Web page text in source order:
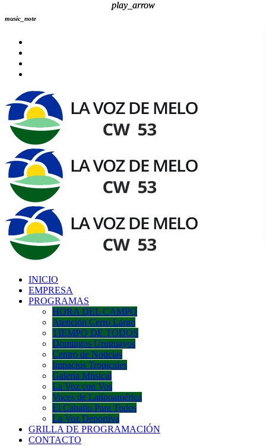
music_note
INICIO
EMPRESA
PROGRAMAS
HORA DEL CAMPO
Atención Cerro Largo
TIEMPO DE TODOS
Domingos Uruguayos
Centro de Noticias
Impactos Tropicales
Galería Músical
La Voz con Vos
Voces de Latinoamérica
El Caballo Para Todos
La Voz Deportiva
GRILLA DE PROGRAMACIÓN
CONTACTO
play_arrow
play_arrow